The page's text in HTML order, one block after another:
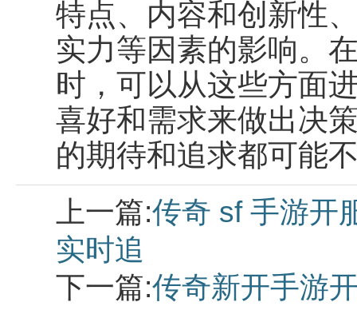
特点、内容和创新性
实力等因素的影响。
时，可以从这些方面
喜好和需求来做出决
的期待和追求都可能
上一篇:传奇 sf 手游开
实时追
下一篇:传奇新开手游